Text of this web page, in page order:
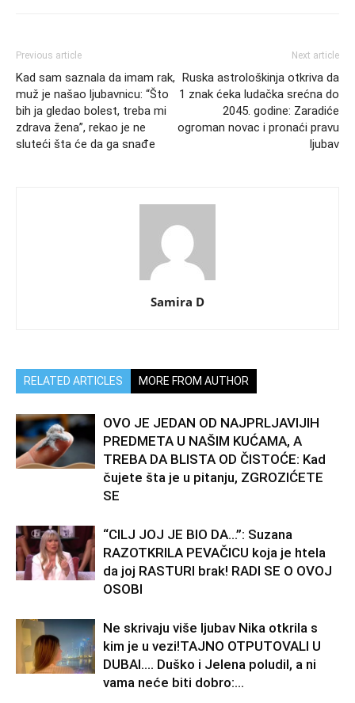
Previous article
Kad sam saznala da imam rak,
muž je našao ljubavnicu: “Što
bih ja gledao bolest, treba mi
zdrava žena”, rekao je ne
sluteći šta će da ga snađe
Next article
Ruska astrološkinja otkriva da
1 znak ćeka ludačka srećna do
2045. godine: Zaradiće
ogroman novac i pronaći pravu
ljubav
Samira D
RELATED ARTICLES MORE FROM AUTHOR
OVO JE JEDAN OD NAJPRLJAVIJIH
PREDMETA U NAŠIM KUĆAMA, A
TREBA DA BLISTA OD ČISTOĆE: Kad
čujete šta je u pitanju, ZGROZIĆETE
SE
“CILJ JOJ JE BIO DA…”: Suzana
RAZOTKRILA PEVAČICU koja je htela
da joj RASTURI brak! RADI SE O OVOJ
OSOBI
Ne skrivaju više ljubav Nika otkrila s
kim je u vezi!TAJNO OTPUTOVALI U
DUBAI…. Duško i Jelena poludil, a ni
vama neće biti dobro:...